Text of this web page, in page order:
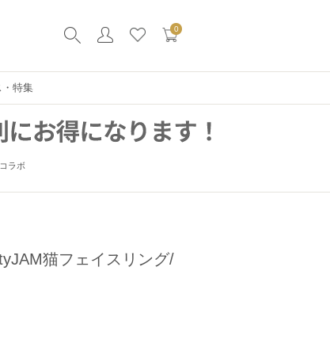
0
特集
ラボ
猫フェイスリング/